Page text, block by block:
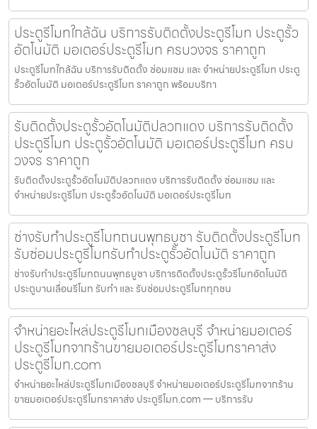
ประตูรีโมทใกล้ฉัน บริการรับติดตั้งประตูรีโมท ประตูรั้ว
อัตโนมัติ มอเตอร์ประตูรีโมท ครบวงจร ราคาถูก
ประตูรีโมทใกล้ฉัน บริการรับติดตั้ง ซ่อมแซม และ จำหน่ายประตูรีโมท ประตู
รั้วอัตโนมัติ มอเตอร์ประตูรีโมท ราคาถูก พร้อมบริกา
รับติดตั้งประตูรั้วอัตโนมัติปลวกแดง บริการรับติดตั้ง
ประตูรีโมท ประตูรั้วอัตโนมัติ มอเตอร์ประตูรีโมท ครบ
วงจร ราคาถูก
รับติดตั้งประตูรั้วอัตโนมัติปลวกแดง บริการรับติดตั้ง ซ่อมแซม และ
จำหน่ายประตูรีโมท ประตูรั้วอัตโนมัติ มอเตอร์ประตูรีโมท
ช่างรับทำประตูรีโมทถนนพุทธบูชา รับติดตั้งประตูรีโมท
รับซ่อมประตูรีโมทรับทำประตูรั้วอัตโนมัติ ราคาถูก
ช่างรับทำประตูรีโมทถนนพุทธบูชา บริการติดตั้งประตูรั้วรีโมทอัตโนมัติ
ประตูบานเลื่อนรีโมท รับทำ และ รับซ่อมประตูรีโมททุกชน
จำหน่ายอะไหล่ประตูรีโมทเมืองชลบุรี จำหน่ายมอเตอร์
ประตูรีโมทจากร้านขายมอเตอร์ประตูรีโมทราคาส่ง
ประตูรีโมท.com
จำหน่ายอะไหล่ประตูรีโมทเมืองชลบุรี จำหน่ายมอเตอร์ประตูรีโมทจากร้าน
ขายมอเตอร์ประตูรีโมทราคาส่ง ประตูรีโมท.com — บริการรับ